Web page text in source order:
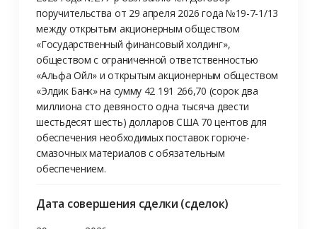
поручительства от 29 апреля 2026 года №19-7-1/13
между открытым акционерным обществом
«Государственный финансовый холдинг»,
обществом с ограниченной ответственностью
«Альфа Ойл» и открытым акционерным обществом
«Элдик Банк» на сумму 42 191 266,70 (сорок два
миллиона сто девяносто одна тысяча двести
шестьдесят шесть) долларов США 70 центов для
обеспечения необходимых поставок горюче-
смазочных материалов с обязательным
обеспечением.
Дата совершения сделки (сделок)